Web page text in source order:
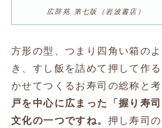
広辞苑 第七版（岩波書店）
方形の型、つまり四角い箱の
き、すし飯を詰めて押して作
かせてつくるお寿司の総称と
戸を中心に広まった「握り寿
文化の一つですね。 押し寿司